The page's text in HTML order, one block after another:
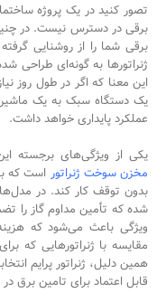
تصور کنید در یک پروژه
برقی در دسترس نیست. در
برقی شما را از روشنایی گرفته
ژنراتورها به گونه‌ای طراحی
این معنا که اگر در طول روز
یک دستگاه سبک به یک
عملکرد پایداری خواهد داشت.
یکی از ویژگی‌های برجسته
مخزن سوخت ژنراتور است که
بدون توقف کار کند. در
شده که تأمین مداوم گاز را
ویژگی باعث می‌شود که
مقایسه با ژنراتورهایی که
همین دلیل، ژنراتور پرایم
قابل اعتماد برای تامین